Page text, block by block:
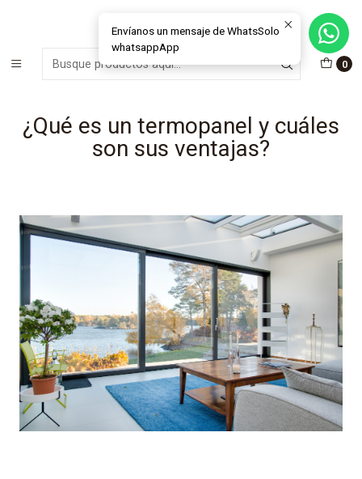
0
MÁS DE 15 AÑOS FABRICANDO E INSTALANDO SOLUCIONES DE
CRISTAL Y VENTANAS
Inicio
Blog
¿Qué es un termopanel y cuáles son sus ventajas?
¿Qué es un termopanel y cuáles
son sus ventajas?
Envíanos un mensaje de WhatsSolo
whatsappApp